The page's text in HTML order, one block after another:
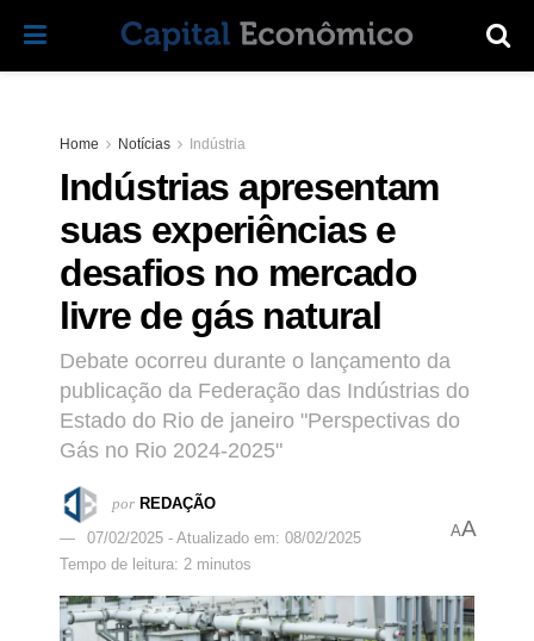
Home Notícias Indústria
Indústrias apresentam
suas experiências e
desafios no mercado
livre de gás natural
Debate ocorreu durante o lançamento da
publicação da Federação das Indústrias do
Estado do Rio de janeiro "Perspectivas do
Gás no Rio 2024-2025"
por REDAÇÃO
07/02/2025 - Atualizado em: 08/02/2025
Tempo de leitura: 2 minutos
AA